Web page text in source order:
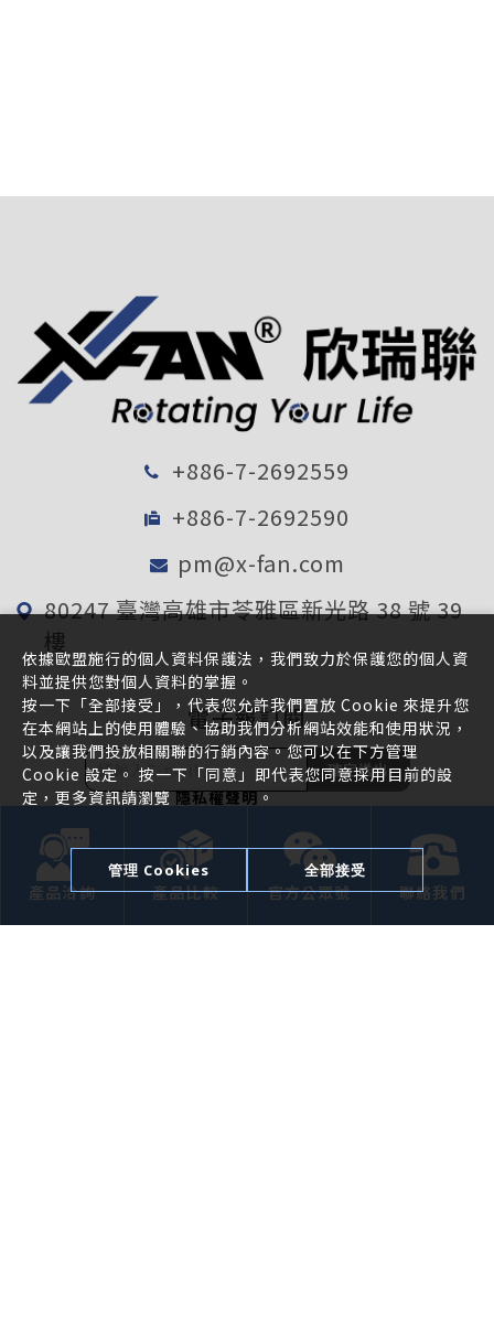
+886-7-2692559
+886-7-2692590
pm@x-fan.com
80247 臺灣高雄市苓雅區新光路 38 號 39
樓
電子報訂閱
確定送出
企業簡介
產品介紹
產品洽詢 產品比較 官方公眾號 聯絡我們
依據歐盟施行的個人資料保護法，我們致力於保護您的個人資
料並提供您對個人資料的掌握。
按一下「全部接受」，代表您允許我們置放 Cookie 來提升您
在本網站上的使用體驗、協助我們分析網站效能和使用狀況，
以及讓我們投放相關聯的行銷內容。您可以在下方管理
Cookie 設定。 按一下「同意」即代表您同意採用目前的設
定，更多資訊請瀏覽隱私權聲明。
管理 Cookies 全部接受